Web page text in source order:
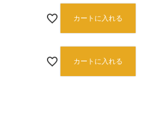
カートに入れる
カートに入れる